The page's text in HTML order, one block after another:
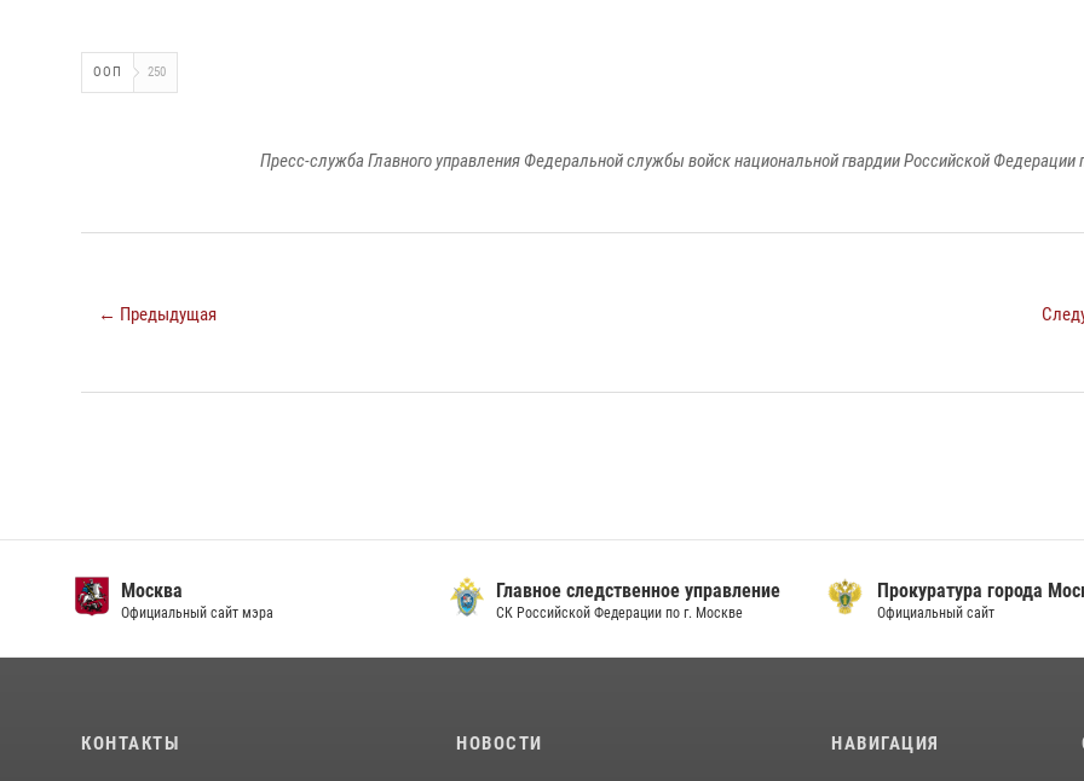
ООП 250
Пресс-служба Главного управления Федеральной службы войск национальной гвардии Российской Федерации
← Предыдущая
Москва
Официальный сайт мэра
Главное следственное управление
СК Российской Федерации по г. Москве
Прокуратура города
Официальный сайт
КОНТАКТЫ НОВОСТИ НАВИГАЦИЯ